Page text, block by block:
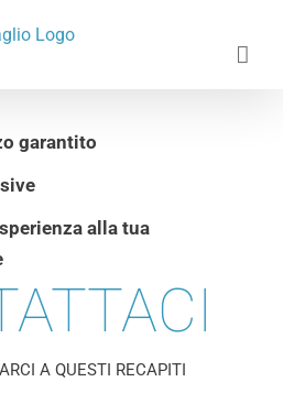
garantito
alla tua
A QUESTI RECAPITI